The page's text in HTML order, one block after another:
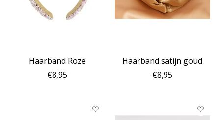
Haarband Roze
€8,95
Haarband satijn goud
€8,95